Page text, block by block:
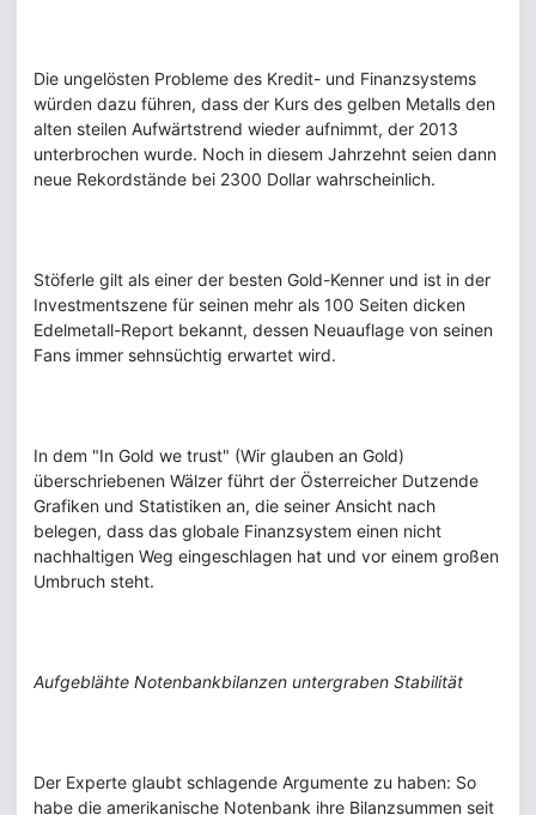
Die ungelösten Probleme des Kredit- und Finanzsystems
würden dazu führen, dass der Kurs des gelben Metalls den
alten steilen Aufwärtstrend wieder aufnimmt, der 2013
unterbrochen wurde. Noch in diesem Jahrzehnt seien dann
neue Rekordstände bei 2300 Dollar wahrscheinlich.
Stöferle gilt als einer der besten Gold-Kenner und ist in der
Investmentszene für seinen mehr als 100 Seiten dicken
Edelmetall-Report bekannt, dessen Neuauflage von seinen
Fans immer sehnsüchtig erwartet wird.
In dem "In Gold we trust" (Wir glauben an Gold)
überschriebenen Wälzer führt der Österreicher Dutzende
Grafiken und Statistiken an, die seiner Ansicht nach
belegen, dass das globale Finanzsystem einen nicht
nachhaltigen Weg eingeschlagen hat und vor einem großen
Umbruch steht.
Aufgeblähte Notenbankbilanzen untergraben Stabilität
Der Experte glaubt schlagende Argumente zu haben: So
habe die amerikanische Notenbank ihre Bilanzsummen seit